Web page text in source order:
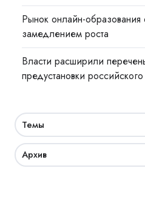
Рынок онлайн-образования
замедлением роста
Власти расширили
предустановки
Темы
Архив